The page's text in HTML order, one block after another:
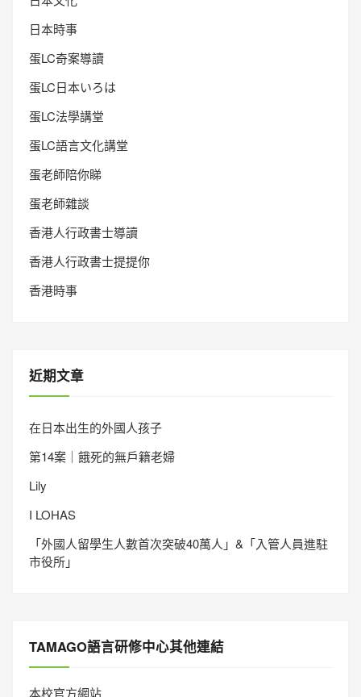
日本時事
蛋LC奇案導讀
蛋LC日本いろは
蛋LC法學講堂
蛋LC語言文化講堂
蛋老師陪你睇
蛋老師雜談
香港人行政書士導讀
香港人行政書士提提你
香港時事
近期文章
在日本出生的外國人孩子
第14案｜餓死的無戶籍老婦
Lily
I LOHAS
「外國人留學生人數首次突破40萬人」&「入管人員進駐
市役所」
TAMAGO語言研修中心其他連結
本校官方網站